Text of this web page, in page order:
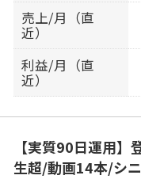
売上/月（直
近）
利益/月（直
近）
【実質90日運用
生超/動画14本/シ